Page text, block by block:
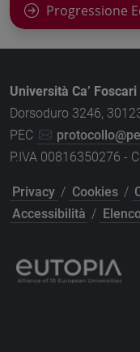
Progressione
Università Ca’ Foscari
Dorsoduro 3246,
PEC
P.IVA 00816350276 -
Privacy / Cookies /
Accessibilità /